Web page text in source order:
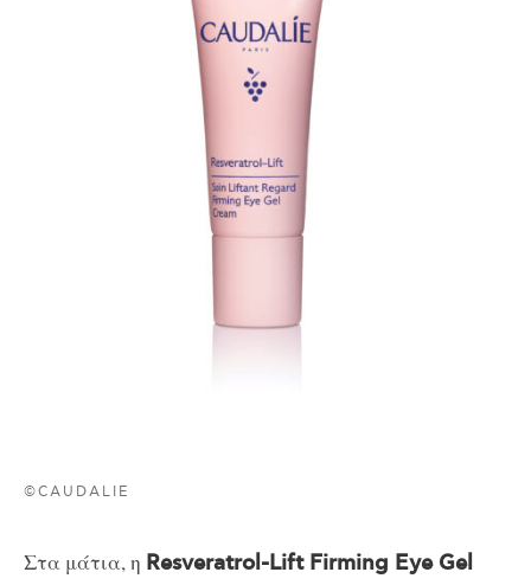
©CAUDALIE
Στα μάτια, η Resveratrol-Lift Firming Eye Gel